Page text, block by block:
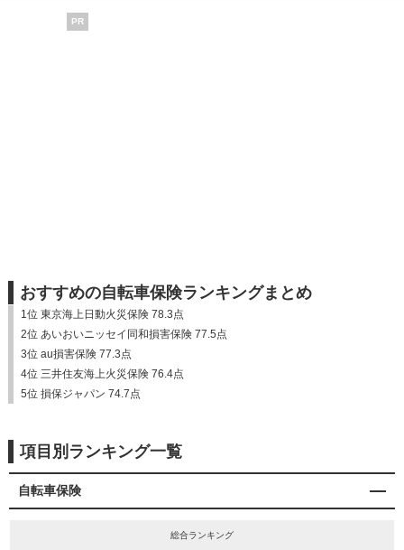
PR
おすすめの自転車保険ランキングまとめ
1位 東京海上日動火災保険 78.3点
2位 あいおいニッセイ同和損害保険 77.5点
3位 au損害保険 77.3点
4位 三井住友海上火災保険 76.4点
5位 損保ジャパン 74.7点
項目別ランキング一覧
自転車保険
総合ランキング